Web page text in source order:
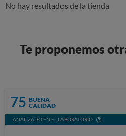
No hay resultados de la tienda
Te proponemos
75 BUENA
CALIDAD
ANALIZADO EN EL LABORATORIO